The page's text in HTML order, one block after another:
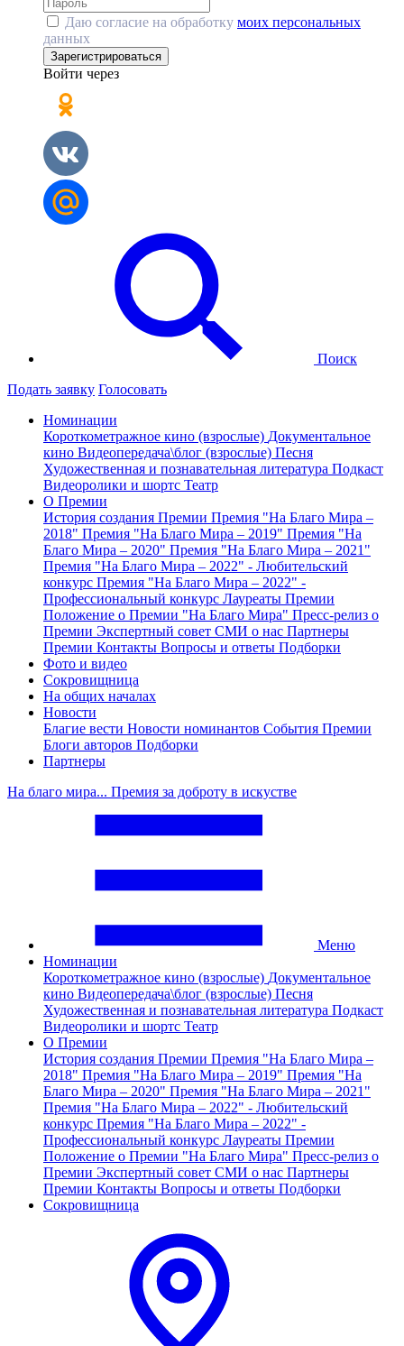
Даю согласие на обработку моих персональных
данных
Зарегистрироваться
Войти через
Поиск
Подать заявку Голосовать
Номинации
Короткометражное кино (взрослые) Документальное
кино Видеопередача\блог (взрослые) Песня
Художественная и познавательная литература Подкаст
Видеоролики и шортс Театр
О Премии
История создания Премии Премия "На Благо Мира –
2018" Премия "На Благо Мира – 2019" Премия "На
Благо Мира – 2020" Премия "На Благо Мира – 2021"
Премия "На Благо Мира – 2022" - Любительский
конкурс Премия "На Благо Мира – 2022" -
Профессиональный конкурс Лауреаты Премии
Положение о Премии "На Благо Мира" Пресс-релиз о
Премии Экспертный совет СМИ о нас Партнеры
Премии Контакты Вопросы и ответы Подборки
Фото и видео
Сокровищница
На общих началах
Новости
Благие вести Новости номинантов События Премии
Блоги авторов Подборки
Партнеры
На благо мира... Премия за доброту в искустве
Меню
Номинации
Короткометражное кино (взрослые) Документальное
кино Видеопередача\блог (взрослые) Песня
Художественная и познавательная литература Подкаст
Видеоролики и шортс Театр
О Премии
История создания Премии Премия "На Благо Мира –
2018" Премия "На Благо Мира – 2019" Премия "На
Благо Мира – 2020" Премия "На Благо Мира – 2021"
Премия "На Благо Мира – 2022" - Любительский
конкурс Премия "На Благо Мира – 2022" -
Профессиональный конкурс Лауреаты Премии
Положение о Премии "На Благо Мира" Пресс-релиз о
Премии Экспертный совет СМИ о нас Партнеры
Премии Контакты Вопросы и ответы Подборки
Сокровищница